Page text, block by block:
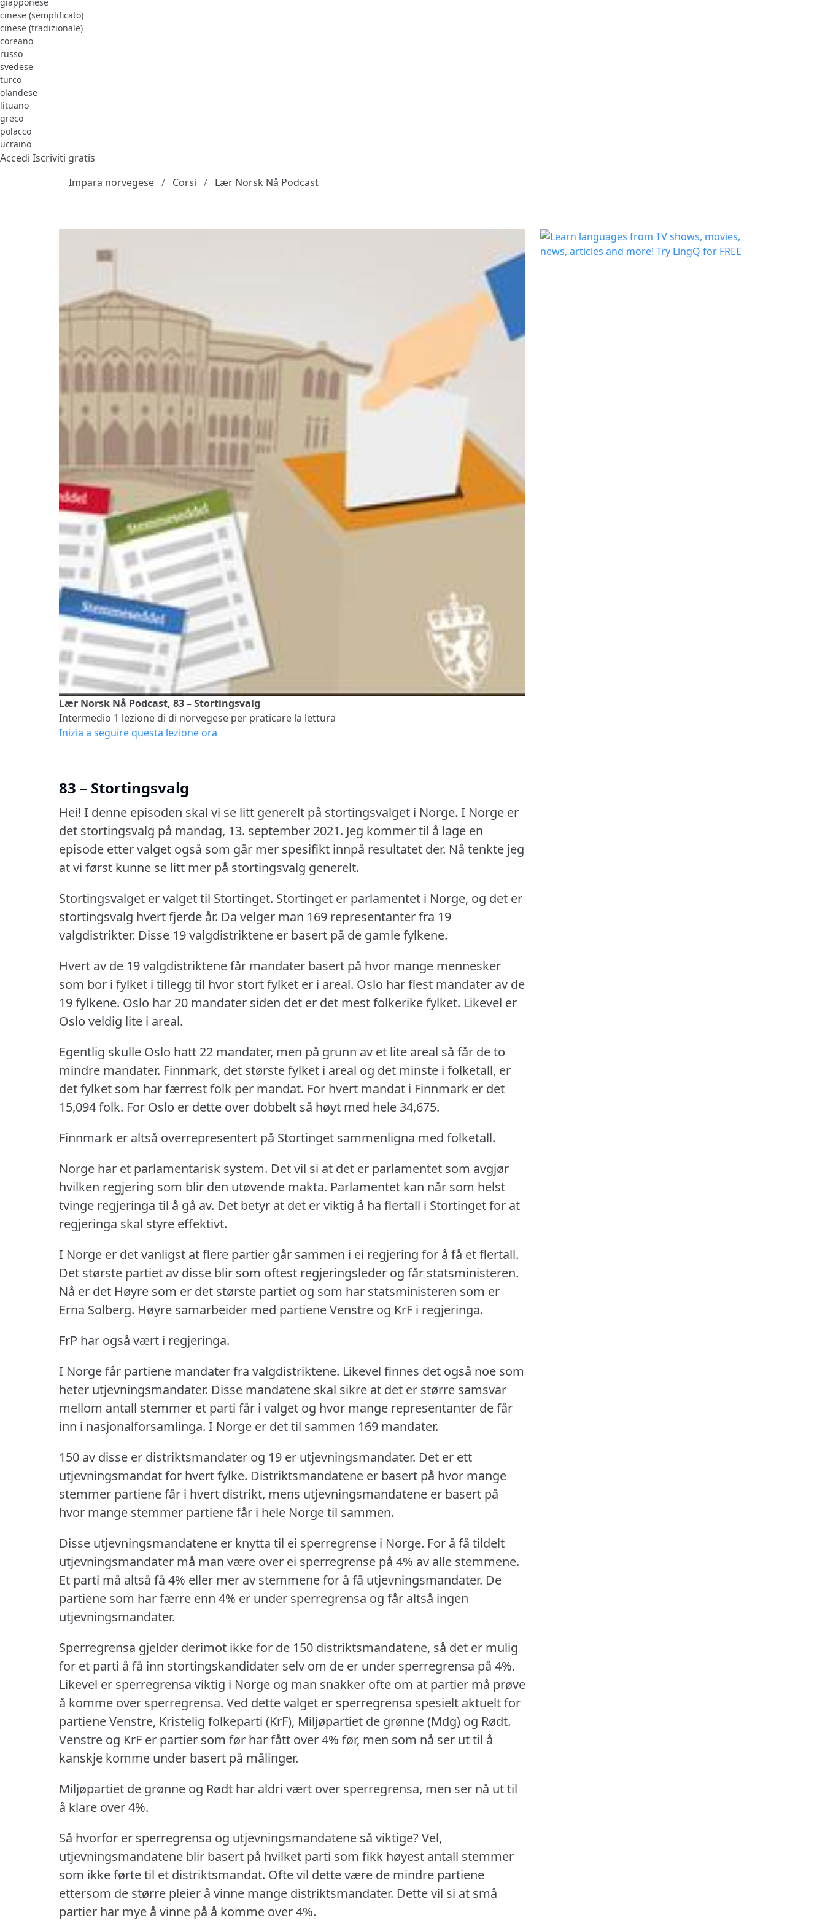
cinese (semplificato)
cinese (tradizionale)
coreano
russo
svedese
turco
olandese
lituano
greco
polacco
ucraino
Accedi Iscriviti gratis
Impara norvegese
Corsi Lær Norsk Nå Podcast
Lær Norsk Nå Podcast, 83 – Stortingsvalg
Intermedio 1 lezione di di norvegese per praticare la lettura
Inizia a seguire questa lezione ora
83 – Stortingsvalg
Hei! I denne episoden skal vi se litt generelt på stortingsvalget i Norge. I Norge er
det stortingsvalg på mandag, 13. september 2021. Jeg kommer til å lage en
episode etter valget også som går mer spesifikt innpå resultatet der. Nå tenkte jeg
at vi først kunne se litt mer på stortingsvalg generelt.
Stortingsvalget er valget til Stortinget. Stortinget er parlamentet i Norge, og det er
stortingsvalg hvert fjerde år. Da velger man 169 representanter fra 19
valgdistrikter. Disse 19 valgdistriktene er basert på de gamle fylkene.
Hvert av de 19 valgdistriktene får mandater basert på hvor mange mennesker
som bor i fylket i tillegg til hvor stort fylket er i areal. Oslo har flest mandater av de
19 fylkene. Oslo har 20 mandater siden det er det mest folkerike fylket. Likevel er
Oslo veldig lite i areal.
Egentlig skulle Oslo hatt 22 mandater, men på grunn av et lite areal så får de to
mindre mandater. Finnmark, det største fylket i areal og det minste i folketall, er
det fylket som har færrest folk per mandat. For hvert mandat i Finnmark er det
15,094 folk. For Oslo er dette over dobbelt så høyt med hele 34,675.
Finnmark er altså overrepresentert på Stortinget sammenligna med folketall.
Norge har et parlamentarisk system. Det vil si at det er parlamentet som avgjør
hvilken regjering som blir den utøvende makta. Parlamentet kan når som helst
tvinge regjeringa til å gå av. Det betyr at det er viktig å ha flertall i Stortinget for at
regjeringa skal styre effektivt.
I Norge er det vanligst at flere partier går sammen i ei regjering for å få et flertall.
Det største partiet av disse blir som oftest regjeringsleder og får statsministeren.
Nå er det Høyre som er det største partiet og som har statsministeren som er
Erna Solberg. Høyre samarbeider med partiene Venstre og KrF i regjeringa.
FrP har også vært i regjeringa.
I Norge får partiene mandater fra valgdistriktene. Likevel finnes det også noe som
heter utjevningsmandater. Disse mandatene skal sikre at det er større samsvar
mellom antall stemmer et parti får i valget og hvor mange representanter de får
inn i nasjonalforsamlinga. I Norge er det til sammen 169 mandater.
150 av disse er distriktsmandater og 19 er utjevningsmandater. Det er ett
utjevningsmandat for hvert fylke. Distriktsmandatene er basert på hvor mange
stemmer partiene får i hvert distrikt, mens utjevningsmandatene er basert på
hvor mange stemmer partiene får i hele Norge til sammen.
Disse utjevningsmandatene er knytta til ei sperregrense i Norge. For å få tildelt
utjevningsmandater må man være over ei sperregrense på 4% av alle stemmene.
Et parti må altså få 4% eller mer av stemmene for å få utjevningsmandater. De
partiene som har færre enn 4% er under sperregrensa og får altså ingen
utjevningsmandater.
Sperregrensa gjelder derimot ikke for de 150 distriktsmandatene, så det er mulig
for et parti å få inn stortingskandidater selv om de er under sperregrensa på 4%.
Likevel er sperregrensa viktig i Norge og man snakker ofte om at partier må prøve
å komme over sperregrensa. Ved dette valget er sperregrensa spesielt aktuelt for
partiene Venstre, Kristelig folkeparti (KrF), Miljøpartiet de grønne (Mdg) og Rødt.
Venstre og KrF er partier som før har fått over 4% før, men som nå ser ut til å
kanskje komme under basert på målinger.
Miljøpartiet de grønne og Rødt har aldri vært over sperregrensa, men ser nå ut til
å klare over 4%.
Så hvorfor er sperregrensa og utjevningsmandatene så viktige?Vel,
utjevningsmandatene blir basert på hvilket parti som fikk høyest antall stemmer
som ikke førte til et distriktsmandat. Ofte vil dette være de mindre partiene
ettersom de større pleier å vinne mange distriktsmandater. Dette vil si at små
partier har mye å vinne på å komme over 4%.